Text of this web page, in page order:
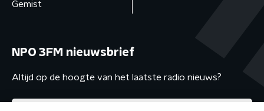
Gemist
NPO 3FM nieuwsbrief
Altijd op de hoogte van het laatste radio nieuws?